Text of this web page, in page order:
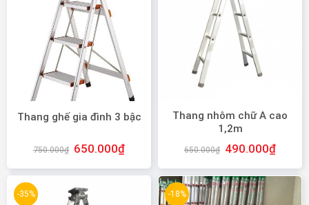
Thang ghế gia đình 3 bậc
750.000₫ 650.000₫
Thang nhôm chữ A cao
1,2m
650.000₫ 490.000₫
-35% -18%